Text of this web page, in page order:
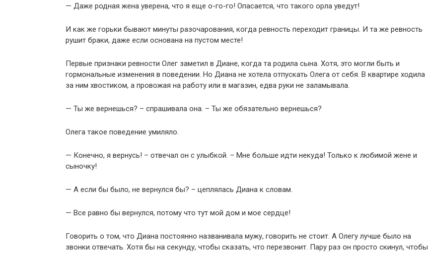
— Даже родная жена уверена, что я еще о-го-го! Опасается, что такого орла уведут!
И как же горьки бывают минуты разочарования, когда ревность переходит границы. И та же ревность
рушит браки, даже если основана на пустом месте!
Первые признаки ревности Олег заметил в Диане, когда та родила сына. Хотя, это могли быть и
гормональные изменения в поведении. Но Диана не хотела отпускать Олега от себя. В квартире ходила
за ним хвостиком, а провожая на работу или в магазин, едва руки не заламывала.
— Ты же вернешься? – спрашивала она. – Ты же обязательно вернешься?
Олега такое поведение умиляло.
— Конечно, я вернусь! – отвечал он с улыбкой. – Мне больше идти некуда! Только к любимой жене и
сыночку!
— А если бы было, не вернулся бы? – цеплялась Диана к словам.
— Все равно бы вернулся, потому что тут мой дом и мое сердце!
Говорить о том, что Диана постоянно названивала мужу, говорить не стоит. А Олегу лучше было на
звонки отвечать. Хотя бы на секунду, чтобы сказать, что перезвонит. Пару раз он просто скинул, чтобы